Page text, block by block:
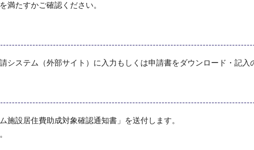
満たすかご確認ください。
システム（外部サイト）に入力もしくは申請書をダウンロード・記入
施設居住費助成対象確認通知書」を送付します。